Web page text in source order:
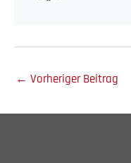
← Vorheriger Beitrag